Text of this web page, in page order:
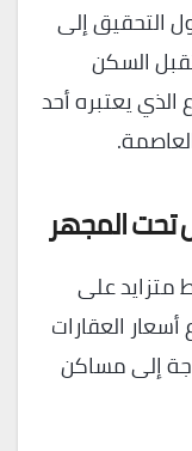
التحقيق إلى
السكن
يعتبره أحد
تحت المجهر
على
العقارات
إلى مساكن